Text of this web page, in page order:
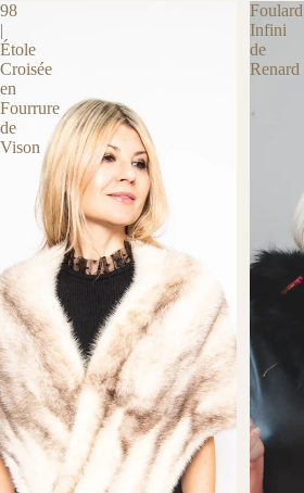
98
Étole
Croisée
en
Fourrure
de
Vison
Foulard
Infini
de
Renard